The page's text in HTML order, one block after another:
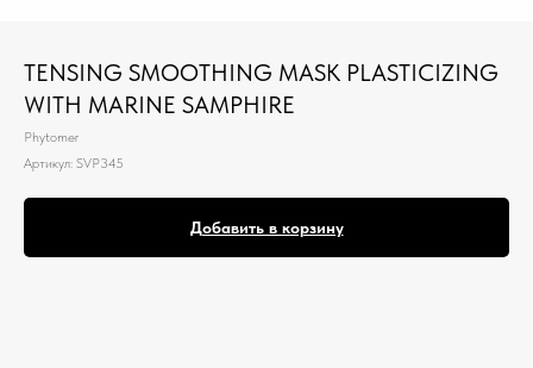
TENSING SMOOTHING MASK PLASTICIZING
WITH MARINE SAMPHIRE
Phytomer
Артикул: SVP345
Добавить в корзину